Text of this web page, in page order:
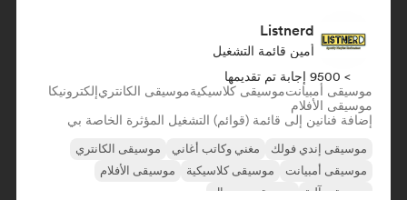
Listnerd
أمين قائمة التشغيل
> 9500 إجابة تم تقديمها
موسيقى أمبيانتموسيقى كلاسيكيةموسيقى الكانتريإلكترونيكا
موسيقى الأفلام
إضافة فنانين إلى قائمة (قوائم) التشغيل المؤثرة الخاصة بي
موسيقى إندي فولك مغني وكاتب أغاني
موسيقى الكانتري
موسيقى أمبيانت
موسيقى كلاسيكية
موسيقى الأفلام
موسيقى آلية
موسيقى مينيمال